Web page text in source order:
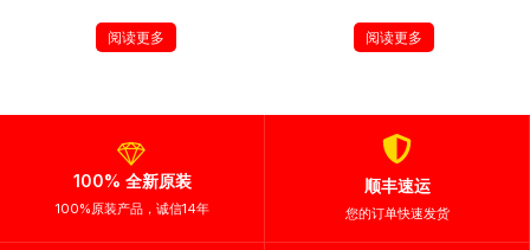
阅读更多 阅读更多
100% 全新原装
100%原装产品，诚信14年
顺丰速运
您的订单快速发货